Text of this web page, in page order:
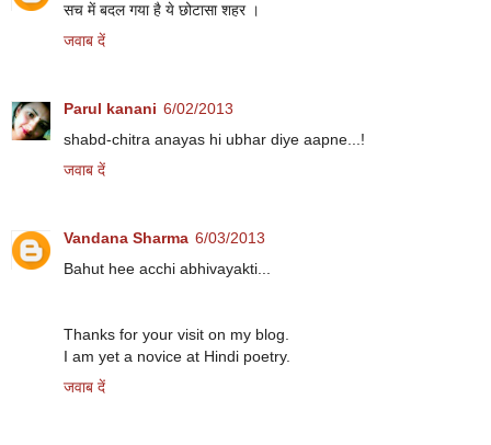
सच में बदल गया है ये छोटासा शहर ।
जवाब दें
Parul kanani 6/02/2013
shabd-chitra anayas hi ubhar diye aapne...!
जवाब दें
Vandana Sharma 6/03/2013
Bahut hee acchi abhivayakti...
Thanks for your visit on my blog.
I am yet a novice at Hindi poetry.
जवाब दें